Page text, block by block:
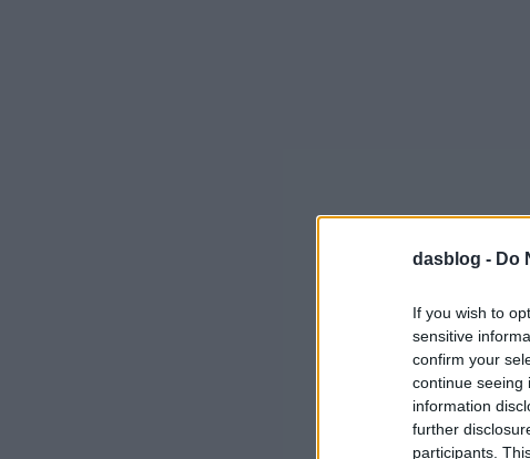
dasblog - Do
If you wish to
sensitive
confirm your
continue seeing
information
further
participants.